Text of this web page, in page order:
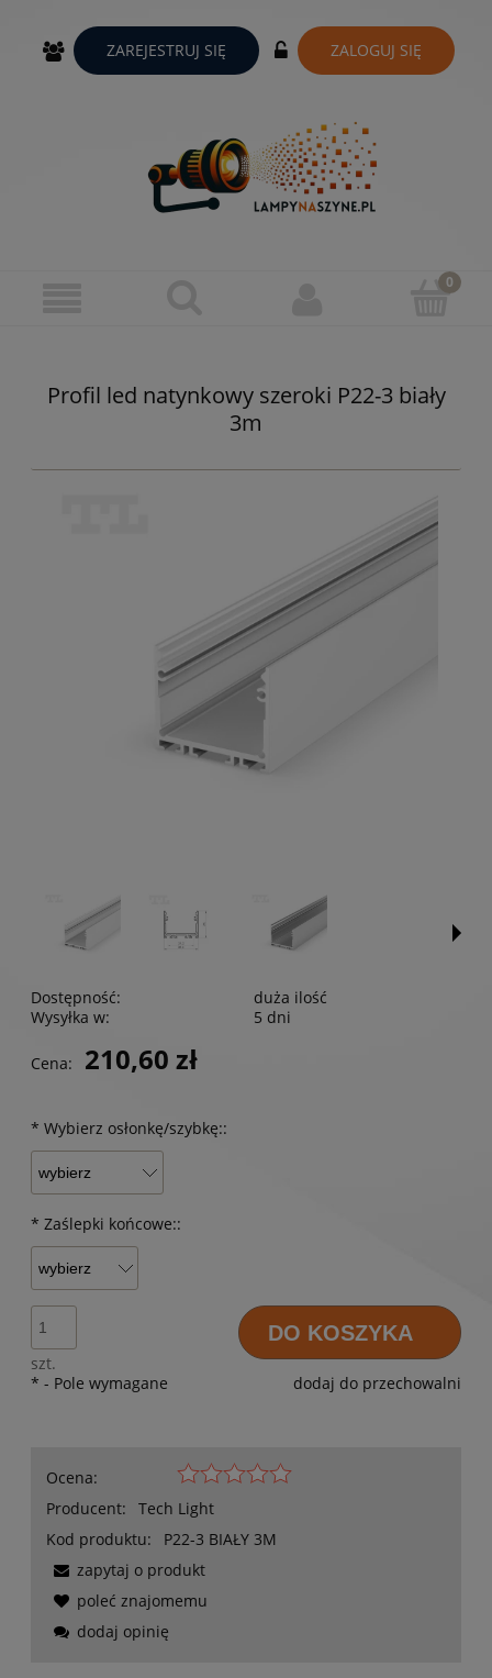
ZAREJESTRUJ SIĘ ZALOGUJ SIĘ
Profil led natynkowy szeroki P22-3 biały
3m
Dostępność:
duża ilość
Wysyłka w:
5 dni
Cena: 210,60 zł
* Wybierz osłonkę/szybkę::
* Zaślepki końcowe::
szt.
DO KOSZYKA
dodaj do przechowalni
* - Pole wymagane
Ocena:
Producent:
Tech Light
Kod produktu:
P22-3 BIAŁY 3M
zapytaj o produkt
poleć znajomemu
dodaj opinię